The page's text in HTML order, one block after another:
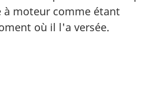
à moteur comme étant
où il l'a versée.